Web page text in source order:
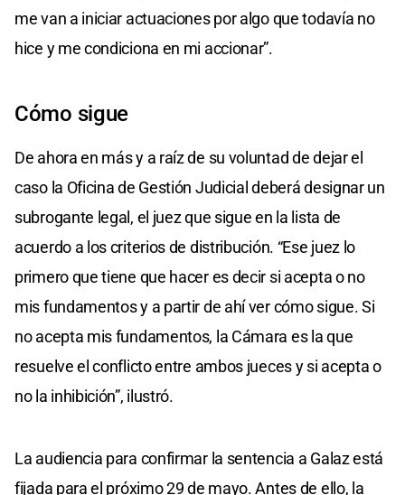
me van a iniciar actuaciones por algo que todavía no
hice y me condiciona en mi accionar”.
Cómo sigue
De ahora en más y a raíz de su voluntad de dejar el
caso la Oficina de Gestión Judicial deberá designar un
subrogante legal, el juez que sigue en la lista de
acuerdo a los criterios de distribución. “Ese juez lo
primero que tiene que hacer es decir si acepta o no
mis fundamentos y a partir de ahí ver cómo sigue. Si
no acepta mis fundamentos, la Cámara es la que
resuelve el conflicto entre ambos jueces y si acepta o
no la inhibición”, ilustró.
La audiencia para confirmar la sentencia a Galaz está
fijada para el próximo 29 de mayo. Antes de ello, la